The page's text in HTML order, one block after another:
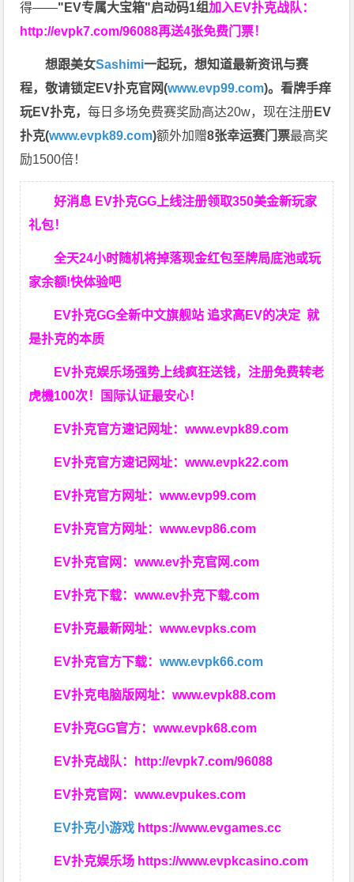
得——"EV专属大宝箱"启动码1组加入EV扑克战队：
http://evpk7.com/96088再送4张免费门票！
想跟美女Sashimi一起玩，想知道最新资讯与赛
程，敬请锁定EV扑克官网(www.evp99.com)。看牌手痒
玩EV扑克，每日多场免费赛奖励高达20w，现在注册EV
扑克(www.evpk89.com)额外加赠8张幸运赛门票最高奖
励1500倍！
好消息 EV扑克GG上线注册领取350美金新玩家
礼包！
全天24小时随机将掉落现金红包至牌局底池或玩
家余额!快体验吧
EV扑克GG全新中文旗舰站 追求高EV的决定就
是扑克的本质
EV扑克娱乐场强势上线疯狂送钱，注册免费转老
虎機100次！国际认证最安心！
EV扑克官方速记网址：www.evpk89.com
EV扑克官方速记网址：www.evpk22.com
EV扑克官方网址：www.evp99.com
EV扑克官方网址：www.evp86.com
EV扑克官网：www.ev扑克官网.com
EV扑克下载：www.ev扑克下载.com
EV扑克最新网址：www.evpks.com
EV扑克官方下载：www.evpk66.com
EV扑克电脑版网址：www.evpk88.com
EV扑克GG官方：www.evpk68.com
EV扑克战队： http://evpk7.com/96088
EV扑克官网：www.evpukes.com
EV扑克小游戏 https://www.evgames.cc
EV扑克娱乐场 https://www.evpkcasino.com